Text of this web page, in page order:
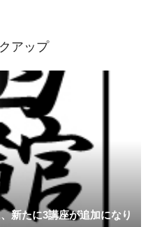
アップ
新たに3講座が追加になり